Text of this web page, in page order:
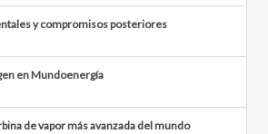
y compromisos posteriores
en Mundoenergía
de vapor más avanzada del mundo